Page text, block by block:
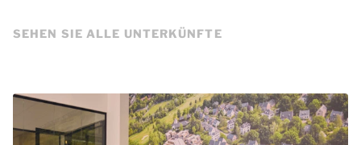
SEHEN SIE ALLE UNTERKÜNFTE